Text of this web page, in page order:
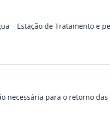
– Estação de Tratamento e
necessária para o retorno